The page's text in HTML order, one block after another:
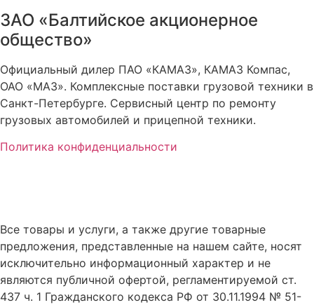
ЗАО «Балтийское акционерное
общество»
Официальный дилер ПАО «КАМАЗ», КАМАЗ Компас,
ОАО «МАЗ». Комплексные поставки грузовой техники в
Санкт-Петербурге. Сервисный центр по ремонту
грузовых автомобилей и прицепной техники.
Политика конфиденциальности
Все товары и услуги, а также другие товарные
предложения, представленные на нашем сайте, носят
исключительно информационный характер и не
являются публичной офертой, регламентируемой ст.
437 ч. 1 Гражданского кодекса РФ от 30.11.1994 № 51-